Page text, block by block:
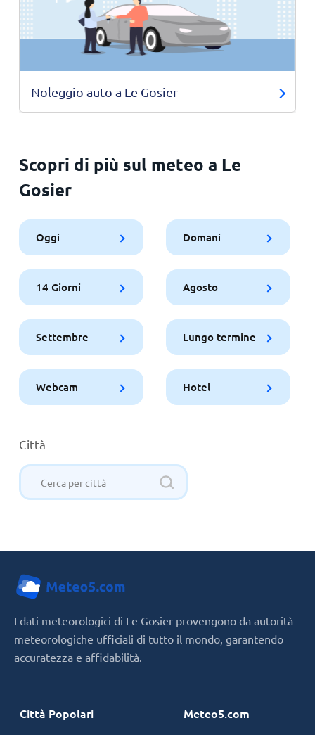
Noleggio auto a Le Gosier
Scopri di più sul meteo a Le
Gosier
Oggi Domani
14 Giorni Agosto
Settembre Lungo termine
Webcam Hotel
Città
I dati meteorologici di Le Gosier provengono da autorità
meteorologiche ufficiali di tutto il mondo, garantendo
accuratezza e affidabilità.
Città Popolari Meteo5.com